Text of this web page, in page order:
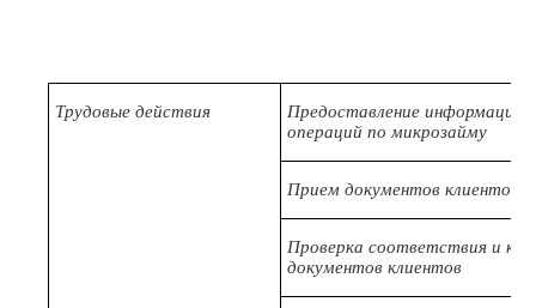
Трудовые действия
Предоставление информации
операций по микрозайму
Прием документов клиентов
Проверка соответствия и
документов клиентов